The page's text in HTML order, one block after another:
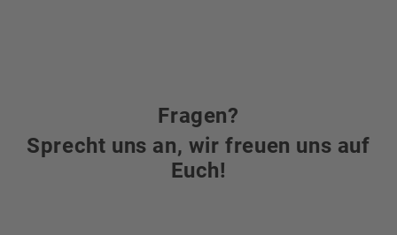
Fragen?
Sprecht uns an, wir freuen uns auf
Euch!